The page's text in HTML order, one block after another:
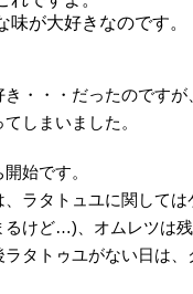
が大好きなのです。
・・・だったのです
しまいました。
始です。
ラタトュユに関して
けど…)、オムレツは
タトゥユがない日は